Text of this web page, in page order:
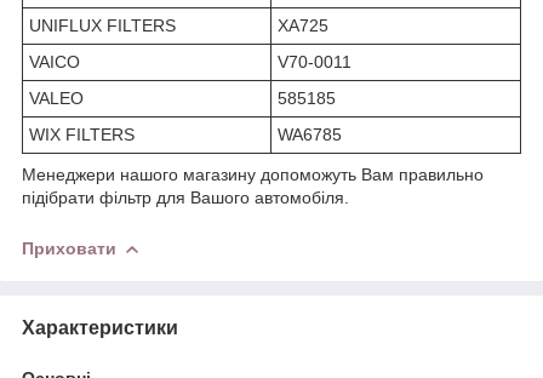
UNIFLUX FILTERS
XA725
VAICO
V70-0011
VALEO
585185
WIX FILTERS
WA6785
Менеджери нашого магазину допоможуть Вам правильно
підібрати фільтр для Вашого автомобіля.
Приховати
Характеристики